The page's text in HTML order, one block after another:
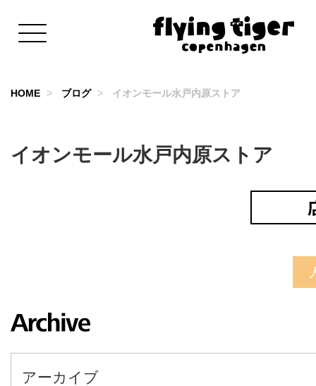
HOME ブログ イオンモール水戸内原ストア
イオンモール水戸内原ストア
アーカイブ